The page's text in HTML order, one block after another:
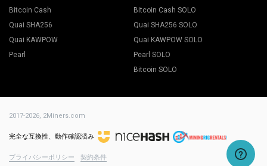
Bitcoin Cash
Quai SHA256
Quai KAWPOW
Pearl
Bitcoin Cash SOLO
Quai SHA256 SOLO
Quai KAWPOW SOLO
Pearl SOLO
Bitcoin SOLO
2017-2026, 2Miners.com
完全な互換性、動作確認済み
プライバシーポリシー 契約条件